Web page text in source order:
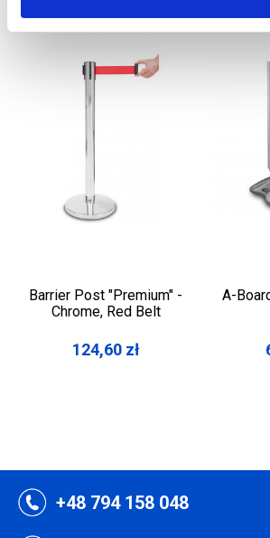
Barrier Post "Premium" -
Chrome, Red Belt
124,60 zł
A-
+48 794 158 048